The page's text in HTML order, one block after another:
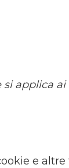
si applica
e